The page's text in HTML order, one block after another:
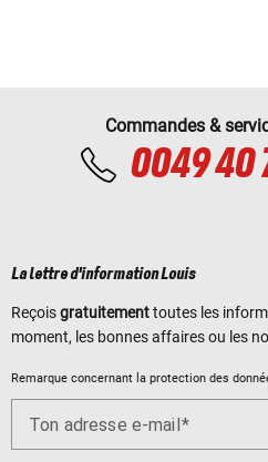
Commandes &
0049 40
La lettre d'information Louis
Reçoisgratuitementtoutes les
moment, les bonnes affaires ou les
Remarque concernant la protection des
Ton adresse e-mail